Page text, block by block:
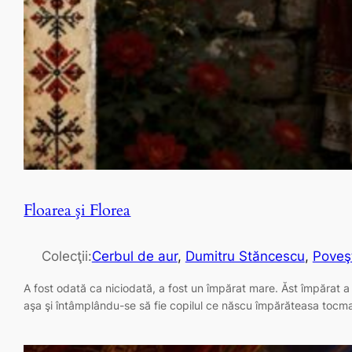
Floarea şi Florea
Colecţii:Cerbul de aur, Dumitru Stăncescu,
A fost odată ca niciodată, a fost un împărat mare. Ăst împărat
aşa şi întâmplându-se să fie copilul ce născu împărăteasa